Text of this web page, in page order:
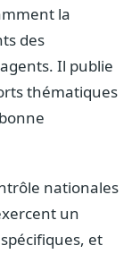
la
des
Il publie
thématiques
nationales
un
et